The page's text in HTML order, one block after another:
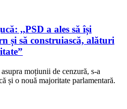
,,PSD a ales să își
și să construiască, alături
moțiunii de cenzură, s-a
și o nouă majoritate parlamentară.